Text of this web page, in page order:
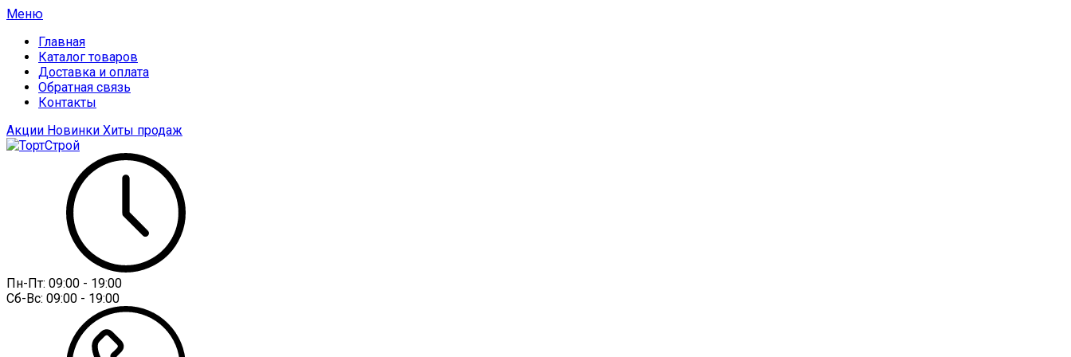
Меню
Главная
Каталог товаров
Доставка и оплата
Обратная связь
Контакты
Акции Новинки Хиты продаж
Пн-Пт: 09:00 - 19:00
Сб-Вс: 09:00 - 19:00